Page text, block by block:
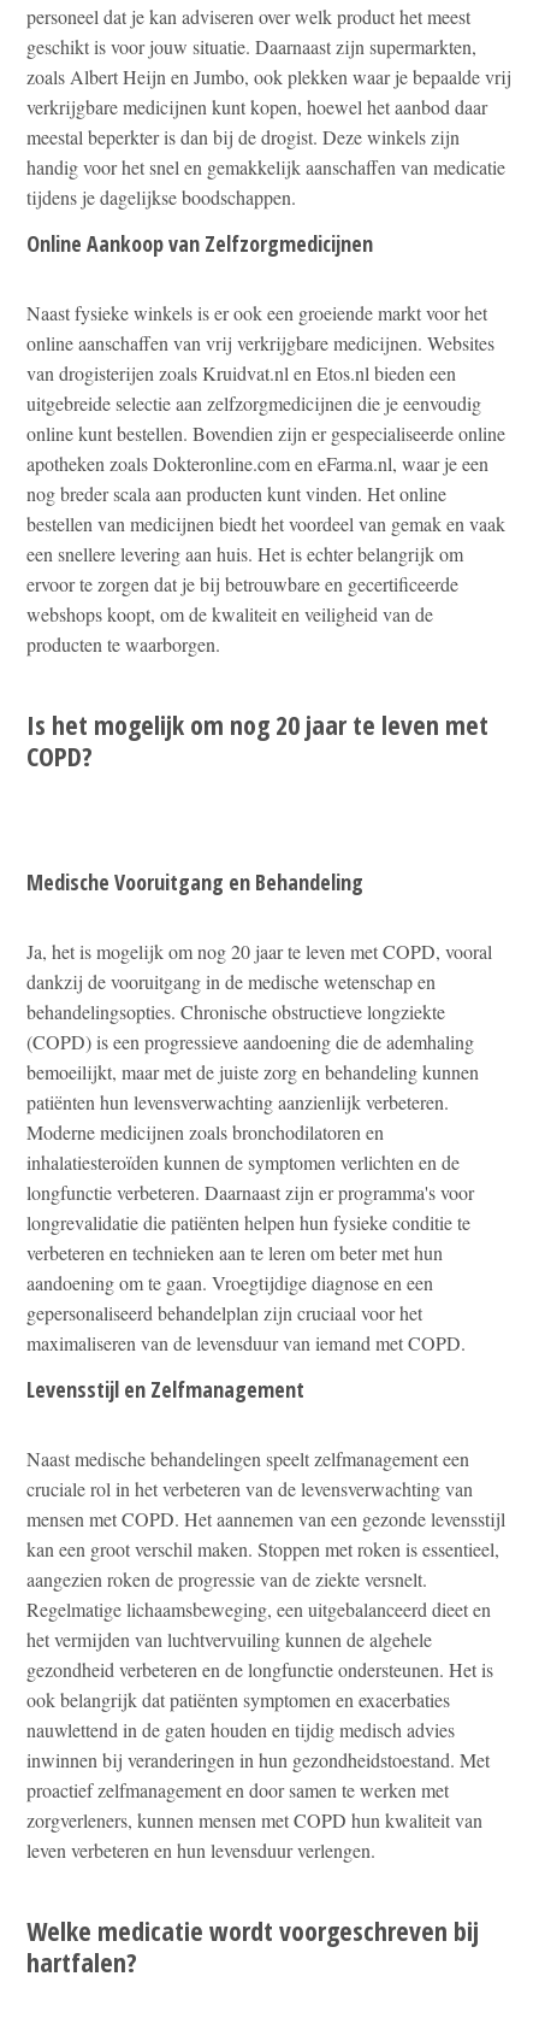
personeel dat je kan adviseren over welk product het meest
geschikt is voor jouw situatie. Daarnaast zijn supermarkten,
zoals Albert Heijn en Jumbo, ook plekken waar je bepaalde vrij
verkrijgbare medicijnen kunt kopen, hoewel het aanbod daar
meestal beperkter is dan bij de drogist. Deze winkels zijn
handig voor het snel en gemakkelijk aanschaffen van medicatie
tijdens je dagelijkse boodschappen.
Online Aankoop van Zelfzorgmedicijnen
Naast fysieke winkels is er ook een groeiende markt voor het
online aanschaffen van vrij verkrijgbare medicijnen. Websites
van drogisterijen zoals Kruidvat.nl en Etos.nl bieden een
uitgebreide selectie aan zelfzorgmedicijnen die je eenvoudig
online kunt bestellen. Bovendien zijn er gespecialiseerde online
apotheken zoals Dokteronline.com en eFarma.nl, waar je een
nog breder scala aan producten kunt vinden. Het online
bestellen van medicijnen biedt het voordeel van gemak en vaak
een snellere levering aan huis. Het is echter belangrijk om
ervoor te zorgen dat je bij betrouwbare en gecertificeerde
webshops koopt, om de kwaliteit en veiligheid van de
producten te waarborgen.
Is het mogelijk om nog 20 jaar te leven met
COPD?
Medische Vooruitgang en Behandeling
Ja, het is mogelijk om nog 20 jaar te leven met COPD, vooral
dankzij de vooruitgang in de medische wetenschap en
behandelingsopties. Chronische obstructieve longziekte
(COPD) is een progressieve aandoening die de ademhaling
bemoeilijkt, maar met de juiste zorg en behandeling kunnen
patiënten hun levensverwachting aanzienlijk verbeteren.
Moderne medicijnen zoals bronchodilatoren en
inhalatiesteroïden kunnen de symptomen verlichten en de
longfunctie verbeteren. Daarnaast zijn er programma's voor
longrevalidatie die patiënten helpen hun fysieke conditie te
verbeteren en technieken aan te leren om beter met hun
aandoening om te gaan. Vroegtijdige diagnose en een
gepersonaliseerd behandelplan zijn cruciaal voor het
maximaliseren van de levensduur van iemand met COPD.
Levensstijl en Zelfmanagement
Naast medische behandelingen speelt zelfmanagement een
cruciale rol in het verbeteren van de levensverwachting van
mensen met COPD. Het aannemen van een gezonde levensstijl
kan een groot verschil maken. Stoppen met roken is essentieel,
aangezien roken de progressie van de ziekte versnelt.
Regelmatige lichaamsbeweging, een uitgebalanceerd dieet en
het vermijden van luchtvervuiling kunnen de algehele
gezondheid verbeteren en de longfunctie ondersteunen. Het is
ook belangrijk dat patiënten symptomen en exacerbaties
nauwlettend in de gaten houden en tijdig medisch advies
inwinnen bij veranderingen in hun gezondheidstoestand. Met
proactief zelfmanagement en door samen te werken met
zorgverleners, kunnen mensen met COPD hun kwaliteit van
leven verbeteren en hun levensduur verlengen.
Welke medicatie wordt voorgeschreven bij
hartfalen?